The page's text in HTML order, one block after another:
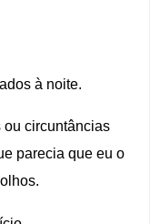
à noite.
ou circuntâncias
parecia que eu o